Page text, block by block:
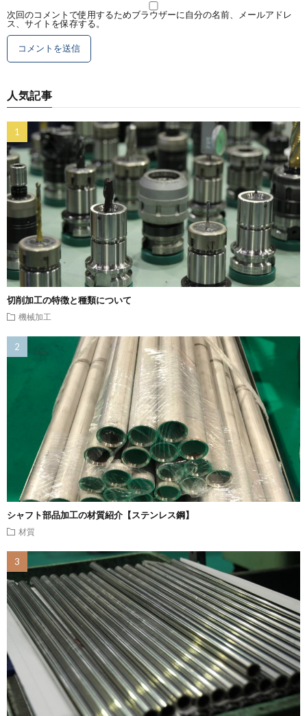
次回のコメントで使用するためブラウザーに自分の名前、メールアドレ
ス、サイトを保存する。
人気記事
切削加工の特徴と種類について
機械加工
シャフト部品加工の材質紹介【ステンレス鋼】
材質